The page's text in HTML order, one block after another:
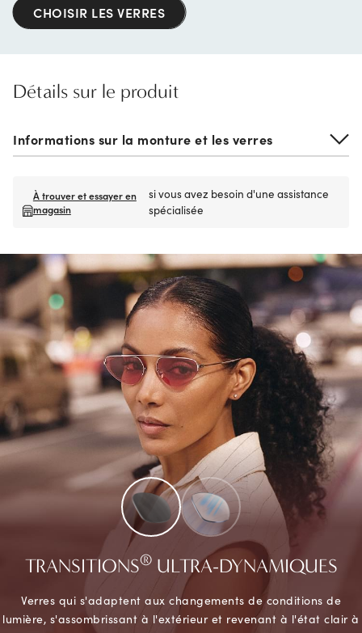
CHOISIR LES VERRES
Détails sur le produit
Informations sur la monture et les verres
À trouver et essayer en
magasin
si vous avez besoin d'une assistance
spécialisée
TRANSITIONS®ULTRA-DYNAMIQUES
Verres qui s'adaptent aux changements de conditions de
lumière, s'assombrissant à l'extérieur et revenant à l'état clair à